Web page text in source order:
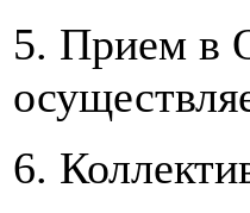
5. Прием в
6.